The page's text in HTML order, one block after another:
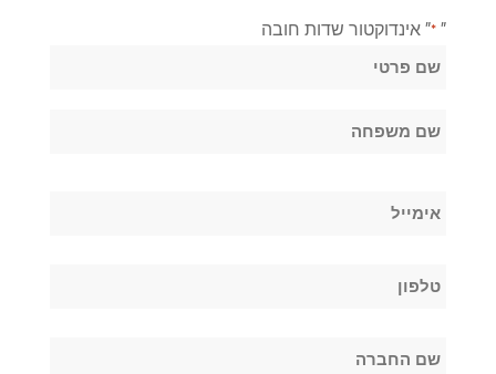
"
*" אינדוקטור שדות חובה
שֵׁם
משפחה
אימייל
טלפון
שם